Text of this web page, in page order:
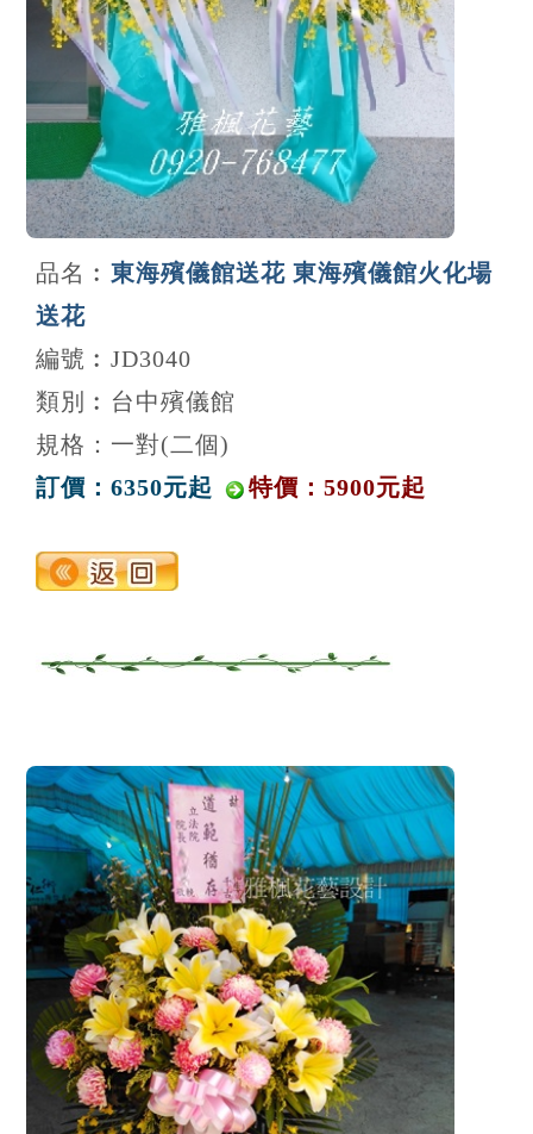
品名︰東海殯儀館送花 東海殯儀館火化場
送花
編號︰JD3040
類別︰台中殯儀館
規格：一對(二個)
訂價：6350元起
特價：5900元起